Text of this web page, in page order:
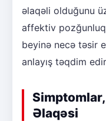
əlaqəli olduğunu
affektiv
beyinə necə təsir
anlayış təqdim
Əlaqəsi